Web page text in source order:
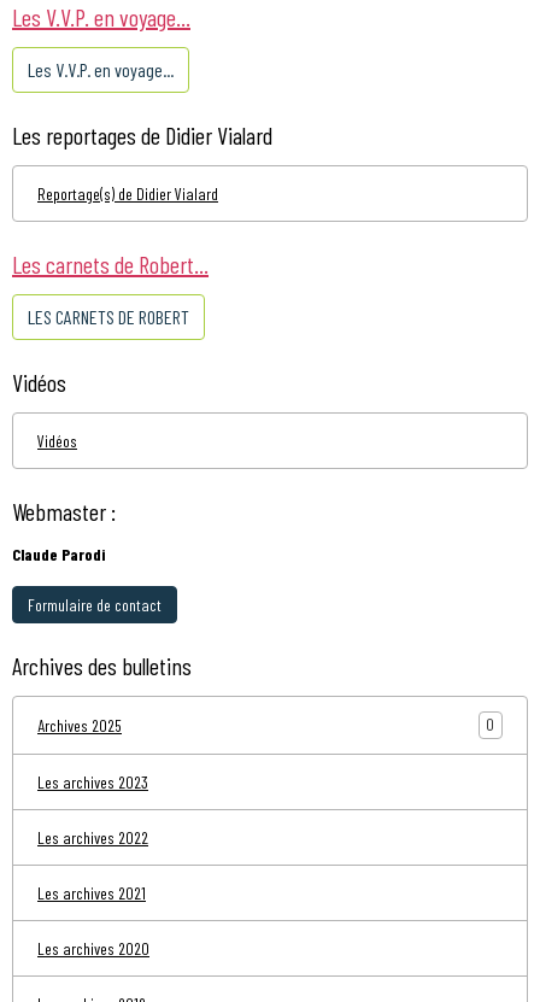
Les V.V.P. en voyage...
Les V.V.P. en voyage...
Les reportages de Didier Vialard
Reportage(s) de Didier Vialard
Les carnets de Robert...
LES CARNETS DE ROBERT
Vidéos
Vidéos
Webmaster :
Claude Parodi
Formulaire de contact
Archives des bulletins
Archives 2025 0
Les archives 2023
Les archives 2022
Les archives 2021
Les archives 2020